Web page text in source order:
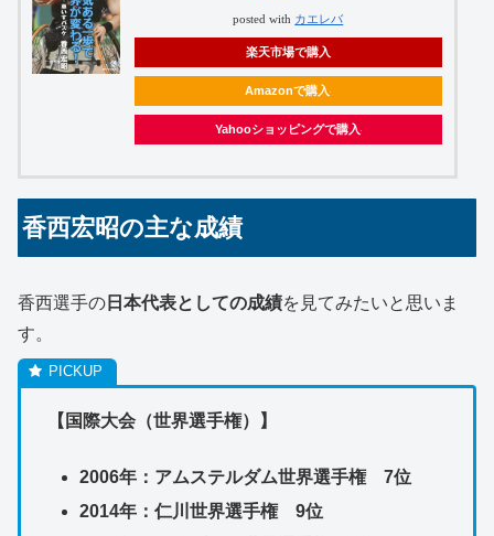
posted with カエレバ
楽天市場で購入
Amazonで購入
Yahooショッピングで購入
香西宏昭の主な成績
香西選手の 日本代表としての成績を見てみたいと思いま
す。
【国際大会（世界選手権）】
2006年：アムステルダム世界選手権 7位
2014年：仁川世界選手権 9位